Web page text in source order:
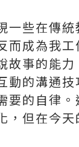
一些在傳統
而成為我工
故事的能力
動的溝通技
要的自律。
，但在今天